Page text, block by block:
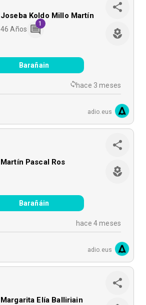
Joseba Koldo Millo Martín
46 Años
1
Barañain
hace 3 meses
adio.eus
Martín Pascal Ros
Barañáin
hace 4 meses
adio.eus
Margarita Elía Balliriain